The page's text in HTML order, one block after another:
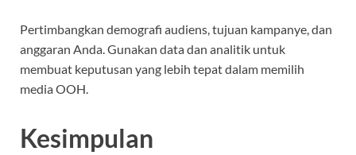
Pertimbangkan demografi audiens, tujuan kampanye, dan
anggaran Anda. Gunakan data dan analitik untuk
membuat keputusan yang lebih tepat dalam memilih
media OOH.
Kesimpulan